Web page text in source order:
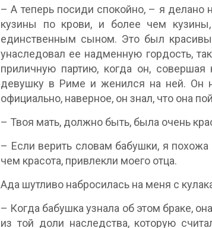
– А теперь посиди спокойно, – я
кузины по крови, и более чем
единственным сыном. Это был
унаследовал ее надменную гордость,
приличную партию, когда он, совершая
девушку в Риме и женился на ней. Он
официально, наверное, он знал, что она
– Твоя мать, должно быть, была очень
– Если верить словам бабушки, я похожа
чем красота, привлекли моего отца.
Ада шутливо набросилась на меня с
– Когда бабушка узнала об этом браке,
из той доли наследства, которую